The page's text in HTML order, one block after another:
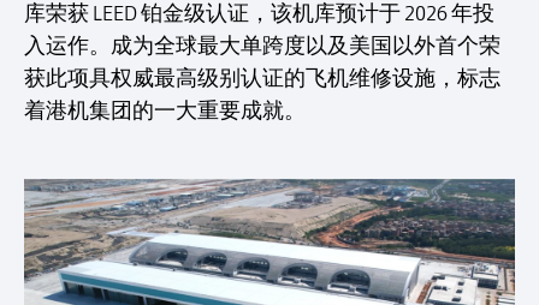
库荣获 LEED 铂金级认证，该机库预计于 2026 年投
入运作。成为全球最大单跨度以及美国以外首个荣
获此项具权威最高级别认证的飞机维修设施，标志
着港机集团的一大重要成就。